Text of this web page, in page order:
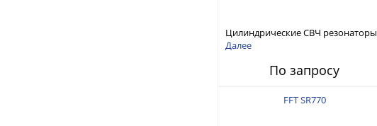
Цилиндрические СВЧ резонаторы
RFTex RCP1000
Далее
По запросу
FFT SR770